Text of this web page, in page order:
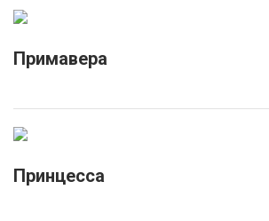
Примавера
Принцесса